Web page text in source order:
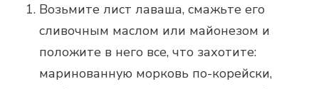
Возьмите лист лаваша, смажьте его
сливочным маслом или майонезом и
положите в него все, что захотите:
маринованную морковь по-корейски,